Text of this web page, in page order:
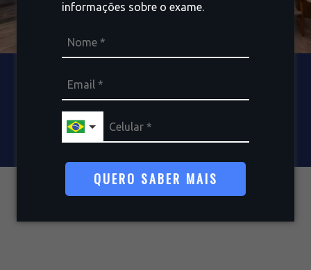
informações sobre o exame.
QUERO SABER MAIS
CONHEÇA A
ENDOGASTRO